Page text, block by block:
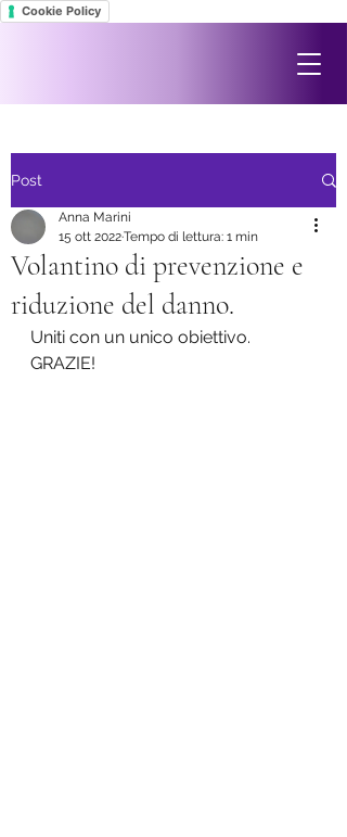
Cookie Policy
Post
Volantino di prevenzione e
riduzione del danno.
Anna Marini
15 ott 2022Tempo di lettura: 1 min
Uniti con un unico obiettivo.
GRAZIE!